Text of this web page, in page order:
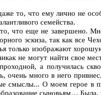
то, что ему лично не
семейства.
что еще не завершено.
эскиза, так как
только изображают
не могут найти свое
а получилась
очень много в него
смыслы... О моем герое в
сыновьям… Была,